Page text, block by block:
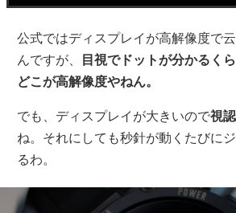
公式ではディスプレイが高解像度で
んですが、 目視でドットが分かるく
どこが高解像度やねん。
でも、ディスプレイが大きいので視
ね。それにしても秒針が動くたびに
るわ。